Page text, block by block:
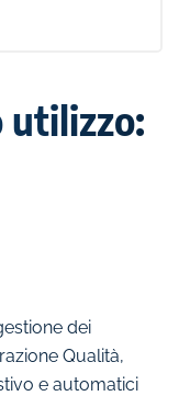
utilizzo:
dei
Qualità,
e automatici